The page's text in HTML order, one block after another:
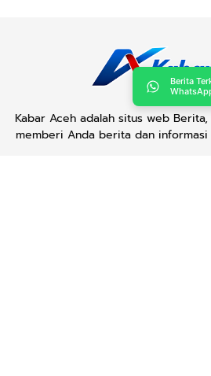
Kabar Aceh adalah situs web
memberi Anda berita dan
Berita